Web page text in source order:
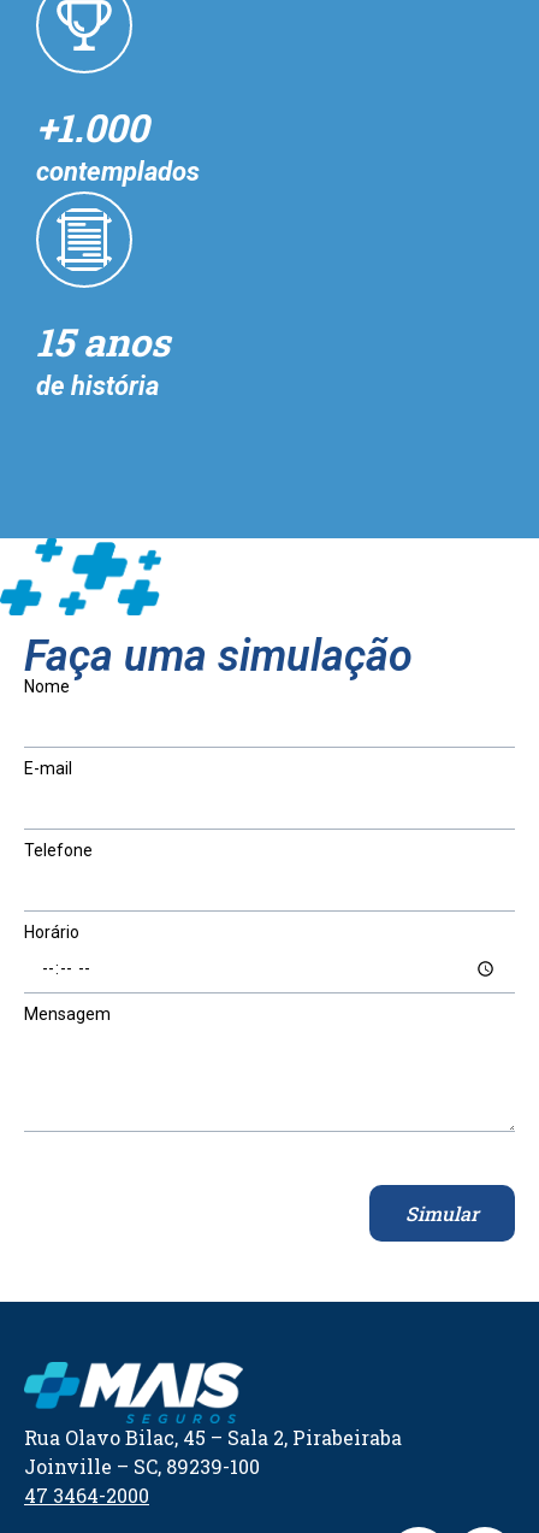
+1.000
contemplados
15 anos
de história
Faça uma simulação
Nome
E-mail
Telefone
Horário
Mensagem
Simular
Rua Olavo Bilac, 45 – Sala 2, Pirabeiraba
Joinville – SC, 89239-100
47 3464-2000